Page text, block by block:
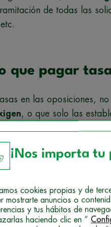
de todas las
que pagar
en las oposiciones,
, o que solo las
en algunos
tanto en el Estado
se exijan en todos los
¡Nos importa
cookies propias y de
mostrarte anuncios o
y tus hábitos de
haciendo clic en “